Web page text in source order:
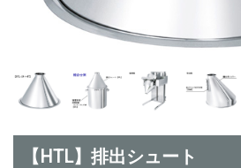
【HTL】排出シュート